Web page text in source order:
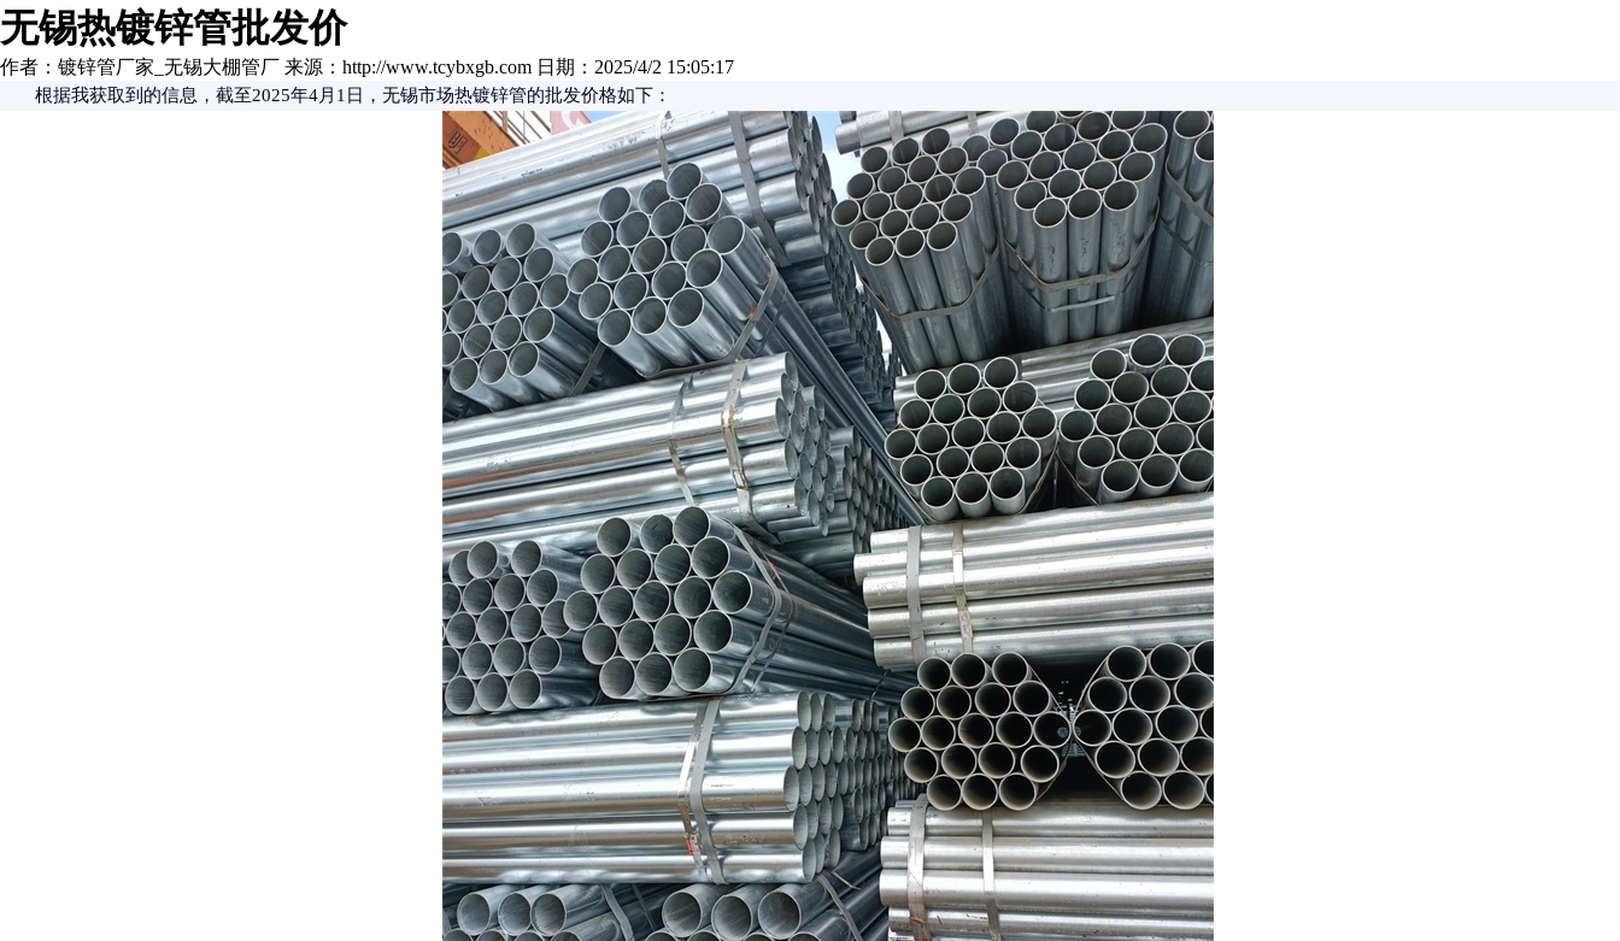
无锡热镀锌管批发价
作者：镀锌管厂家_无锡大棚管厂 来源：http://www.tcybxgb.com 日期：2025/4/2 15:05:17
根据我获取到的信息，截至2025年4月1日，无锡市场热镀锌管的批发价格如下：